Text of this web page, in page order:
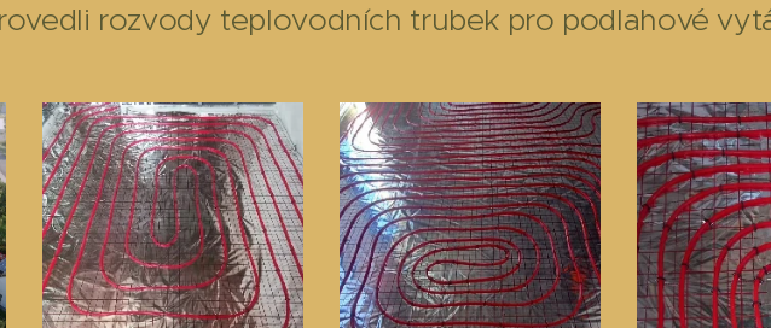
rozvody teplovodních trubek pro podlahové